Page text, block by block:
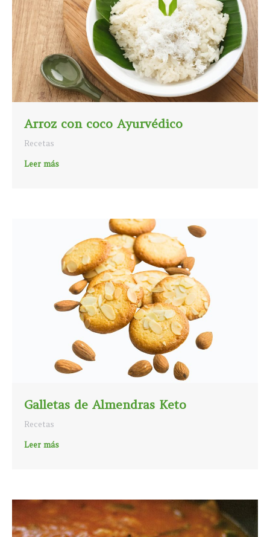
Arroz con coco Ayurvédico
Recetas
Leer más
Galletas de Almendras Keto
Recetas
Leer más